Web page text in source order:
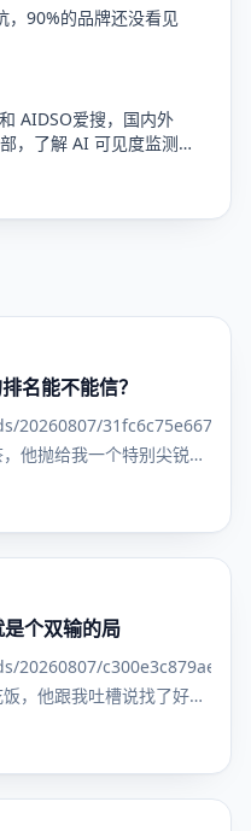
，90%的品牌还没看见
AIDSO爱搜，国内外
，了解 AI 可见度监测全
名能不能信？
他抛给我一个特别尖锐的
个双输的局
，他跟我吐槽说找了好几